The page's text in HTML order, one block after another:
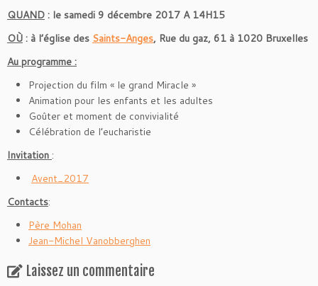
QUAND : le samedi 9 décembre 2017 A 14H15
OÙ : à l’église des Saints-Anges, Rue du gaz, 61 à 1020 Bruxelles
Au programme :
Projection du film « le grand Miracle »
Animation pour les enfants et les adultes
Goûter et moment de convivialité
Célébration de l’eucharistie
Invitation :
Avent_2017
Contacts:
Père Mohan
Jean-Michel Vanobberghen
Laissez un commentaire